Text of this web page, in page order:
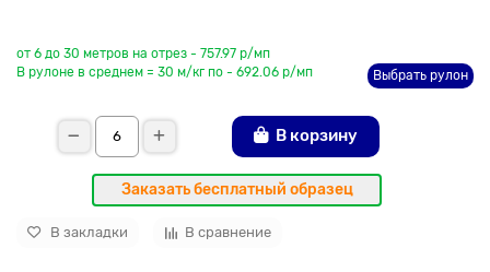
от 6 до 30 метров на отрез - 757.97 р/мп
В рулоне в среднем = 30 м/кг по - 692.06 р/мп
Выбрать рулон
В корзину
Заказать бесплатный образец
В закладки В сравнение